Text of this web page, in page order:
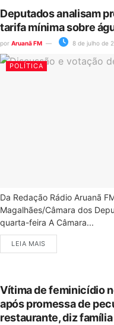
Deputados analisam
tarifa mínima sobre
por Aruanã FM 8 de julho de
POLÍTICA
Da Redação Rádio Aruanã
Magalhães/Câmara dos
quarta-feira A Câmara...
LEIA MAIS
Vítima de feminicídio
após promessa de
restaurante, diz família